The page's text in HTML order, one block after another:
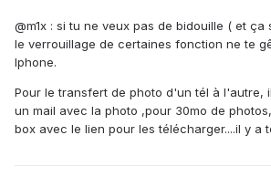
@m1x : si tu ne veux pas de bidouille ( et
le verrouillage de certaines fonction ne te
Iphone.
Pour le transfert de photo d'un tél à l'autre,
un mail avec la photo ,pour 30mo de
box avec le lien pour les télécharger....il y a